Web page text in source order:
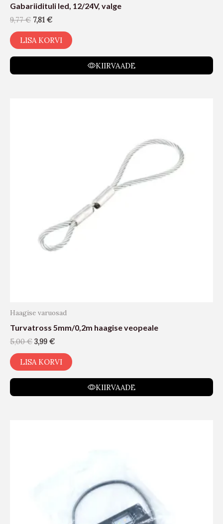
Gabariidituli led, 12/24V, valge
9,77€ 7,81 €
LISA KORVI
KIIRVAADE
Haagise varuosad
Turvatross 5mm/0,2m haagise veopeale
5,00€ 3,99 €
LISA KORVI
KIIRVAADE